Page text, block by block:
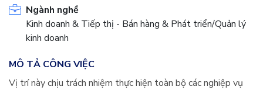
Ngành nghề
Kinh doanh & Tiếp thị - Bán hàng & Phát triển/Quản lý
kinh doanh
MÔ TẢ CÔNG VIỆC
Vị trí này chịu trách nhiệm thực hiện toàn bộ các nghiệp vụ